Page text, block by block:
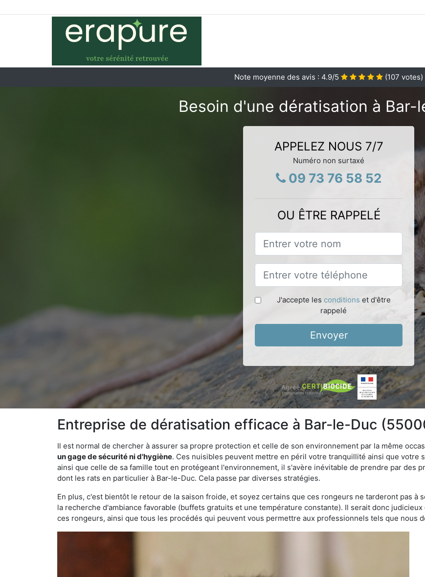
Note moyenne des avis : 4.9/5 (107 votes)
Besoin d'une dératisation à Bar-
APPELEZ NOUS 7/7
Numéro non surtaxé
09 73 76 58 52
OU ÊTRE RAPPELÉ
J'accepte les conditions et d'être
rappelé
Envoyer
Entreprise de dératisation efficace à Bar-le-Duc
Il est normal de chercher à assurer sa propre protection et celle de son environnement par la même
un gage de sécurité ni d'hygiène. Ces nuisibles peuvent mettre en péril votre tranquillité ainsi que votre
ainsi que celle de sa famille tout en protégeant l'environnement, il s'avère inévitable de prendre par des
dont les rats en particulier à Bar-le-Duc. Cela passe par diverses stratégies.
En plus, c'est bientôt le retour de la saison froide, et soyez certains que ces rongeurs ne tarderont pas à
la recherche d'ambiance favorable (buffets gratuits et une température constante). Il serait donc
ces rongeurs, ainsi que tous les procédés qui peuvent vous permettre aux professionnels tels que nous